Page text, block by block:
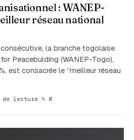
: WANEP-
réseau national
la branche togolaise
Peacebulding (WANEP-Togo),
est consacrée le ‘’meilleur réseau
de lecture· ✎ 0